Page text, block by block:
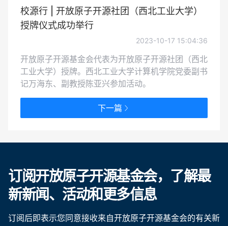
校源行 | 开放原子开源社团（西北工业大学）
授牌仪式成功举行
2023-10-17 15:04:36
开放原子开源基金会代表为开放原子开源社团（西北
工业大学）授牌。西北工业大学计算机学院党委副书
记万海东、副教授陈亚兴参加活动。
下一篇
订阅开放原子开源基金会，了解最
新新闻、活动和更多信息
订阅后即表示您同意接收来自开放原子开源基金会的有关新